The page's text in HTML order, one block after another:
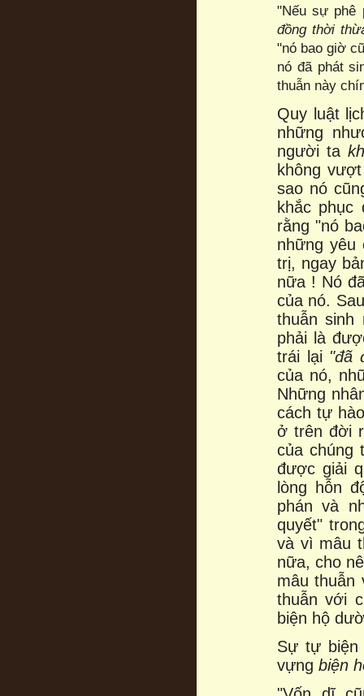
"Nếu sự phê
đồng thời
"nó bao giờ
nó đã phát
thuẫn này
Quy luật
những
người ta
không
sao nó
khắc
rằng "nó
những
trị, ngay
nữa ! Nó
của nó.
thuẫn
phải là
trái lại "đã
của nó,
Những
cách tự
ở trên đời
của chúng
được giải
lòng hỗn
phán và
quyết"
và vì mâu
nữa, cho
mâu thuẫn
thuẫn với
biện hộ
Sự tự biện
vựng biện